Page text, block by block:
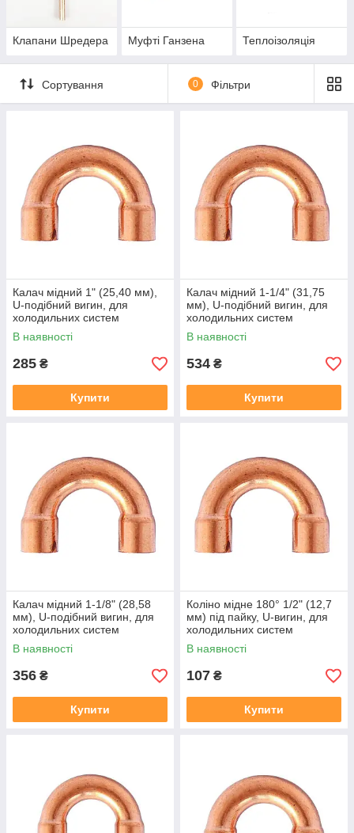
Клапани Шредера Муфті Ганзена Теплоізоляція
Сортування 0 Фільтри
Калач мідний 1" (25,40 мм),
U-подібний вигин, для
холодильних систем
В наявності
285 ₴
Купити
Калач мідний 1-1/4" (31,75
мм), U-подібний вигин, для
холодильних систем
В наявності
534 ₴
Купити
Калач мідний 1-1/8" (28,58
мм), U-подібний вигин, для
холодильних систем
В наявності
356 ₴
Купити
Коліно мідне 180° 1/2" (12,7
мм) під пайку, U-вигин, для
холодильних систем
В наявності
107 ₴
Купити